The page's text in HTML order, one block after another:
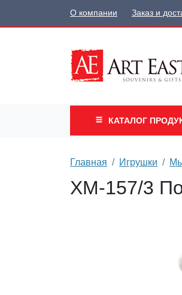
О компании Заказ и
КАТАЛОГ
Главная Игрушки
XM-157/3